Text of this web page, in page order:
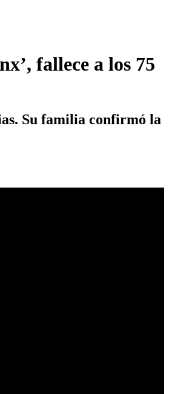
fallece a los 75
Su familia confirmó la